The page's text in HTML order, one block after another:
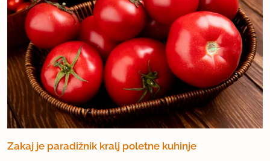
Zakaj je paradižnik kralj poletne kuhinje